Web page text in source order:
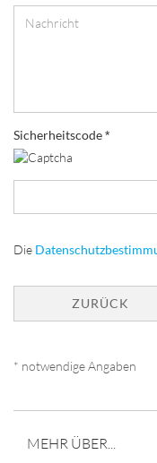
Sicherheitscode
Die
ZURÜCK
* notwendige Angaben
MEHR ÜBER...